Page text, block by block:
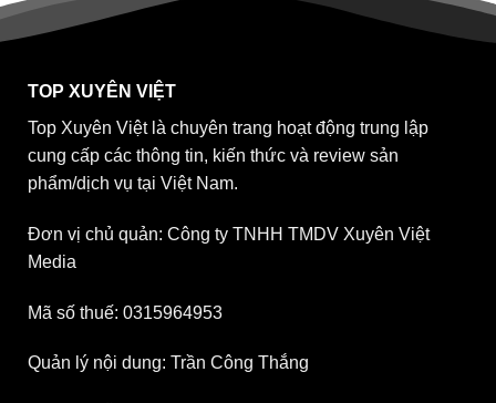
TOP XUYÊN VIỆT
Top Xuyên Việt là chuyên trang hoạt động trung lập
cung cấp các thông tin, kiến thức và review sản
phẩm/dịch vụ tại Việt Nam.
Đơn vị chủ quản: Công ty TNHH TMDV Xuyên Việt
Media
Mã số thuế: 0315964953
Quản lý nội dung: Trần Công Thắng